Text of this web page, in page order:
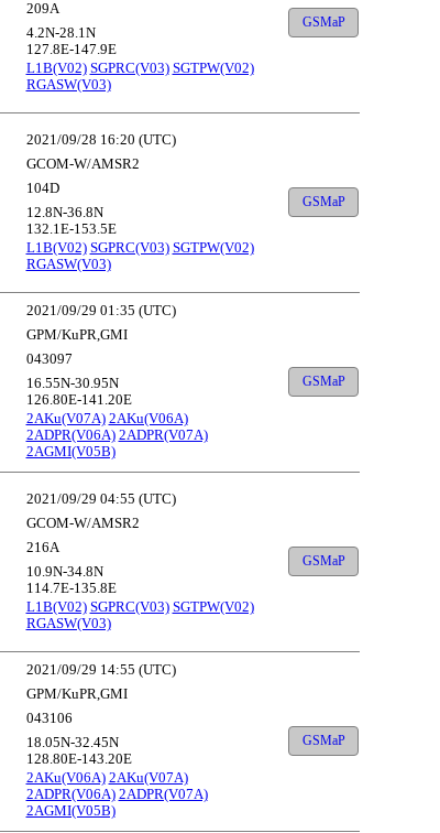
209A
4.2N-28.1N
127.8E-147.9E
L1B(V02) SGPRC(V03) SGTPW(V02)
RGASW(V03)
GSMaP
2021/09/28 16:20 (UTC)
GCOM-W/AMSR2
104D
12.8N-36.8N
132.1E-153.5E
L1B(V02) SGPRC(V03) SGTPW(V02)
RGASW(V03)
GSMaP
2021/09/29 01:35 (UTC)
GPM/KuPR,GMI
043097
16.55N-30.95N
126.80E-141.20E
2AKu(V07A) 2AKu(V06A)
2ADPR(V06A) 2ADPR(V07A)
2AGMI(V05B)
GSMaP
2021/09/29 04:55 (UTC)
GCOM-W/AMSR2
216A
10.9N-34.8N
114.7E-135.8E
L1B(V02) SGPRC(V03) SGTPW(V02)
RGASW(V03)
GSMaP
2021/09/29 14:55 (UTC)
GPM/KuPR,GMI
043106
18.05N-32.45N
128.80E-143.20E
2AKu(V06A) 2AKu(V07A)
2ADPR(V06A) 2ADPR(V07A)
2AGMI(V05B)
GSMaP